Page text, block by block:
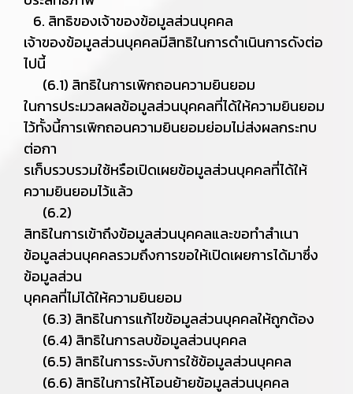
6. สิทธิของเจ้าของข้อมูลส่วนบุคคล
เจ้าของข้อมูลส่วนบุคคลมีสิทธิในการดำเนินการดังต่อ
ไปนี้
(6.1) สิทธิในการเพิกถอนความยินยอม
ในการประมวลผลข้อมูลส่วนบุคคลที่ได้ให้ความยินยอม
ไว้ทั้งนี้การเพิกถอนความยินยอมย่อมไม่ส่งผลกระทบ
ต่อกา
รเก็บรวบรวมใช้หรือเปิดเผยข้อมูลส่วนบุคคลที่ได้ให้
ความยินยอมไว้แล้ว
(6.2)
สิทธิในการเข้าถึงข้อมูลส่วนบุคคลและขอทำสำเนา
ข้อมูลส่วนบุคคลรวมถึงการขอให้เปิดเผยการได้มาซึ่ง
ข้อมูลส่วน
บุคคลที่ไม่ได้ให้ความยินยอม
(6.3) สิทธิในการแก้ไขข้อมูลส่วนบุคคลให้ถูกต้อง
(6.4) สิทธิในการลบข้อมูลส่วนบุคคล
(6.5) สิทธิในการระงับการใช้ข้อมูลส่วนบุคคล
(6.6) สิทธิในการให้โอนย้ายข้อมูลส่วนบุคคล